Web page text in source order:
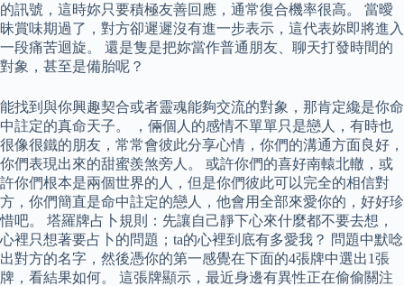
的訊號，這時妳只要積極友善回應，通常復合機率很高。 當曖
昧賞味期過了，對方卻遲遲沒有進一步表示，這代表妳即將進入
一段痛苦迴旋。 還是隻是把妳當作普通朋友、聊天打發時間的
對象，甚至是備胎呢？
能找到與你興趣契合或者靈魂能夠交流的對象，那肯定纔是你命
中註定的真命天子。 ，倆個人的感情不單單只是戀人，有時也
很像很鐵的朋友，常常會彼此分享心情，你們的溝通方面良好，
你們表現出來的甜蜜羨煞旁人。 或許你們的喜好南轅北轍，或
許你們根本是兩個世界的人，但是你們彼此可以完全的相信對
方，你們簡直是命中註定的戀人，他會用全部來愛你的，好好珍
惜吧。 塔羅牌占卜規則：先讓自己靜下心來什麼都不要去想，
心裡只想著要占卜的問題；ta的心裡到底有多愛我？ 問題中默唸
出對方的名字，然後憑你的第一感覺在下面的4張牌中選出1張
牌，看結果如何。 這張牌顯示，最近身邊有異性正在偷偷關注